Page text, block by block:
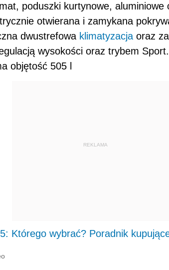
poduszki kurtynowe, aluminiowe
otwierana i zamykana
dwustrefowa klimatyzacja oraz
wysokości oraz trybem Sport.
objętość 505 l
REKLAMA
Którego wybrać? Poradnik